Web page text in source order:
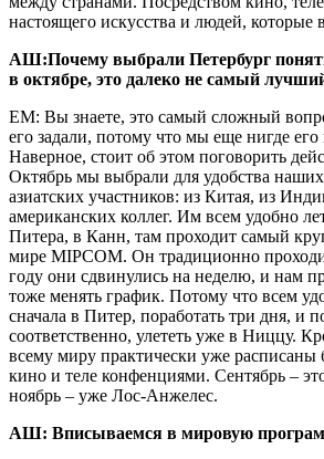
настоящего искусства и людей, которые
АШ:Почему выбрали Петербург
в октябре, это далеко не самый
ЕМ: Вы знаете, это самый сложный
его задали, потому что мы еще нигде
Наверное, стоит об этом поговорить
Октябрь мы выбрали для удобства
азиатских участников: из Китая, из
американских коллег. Им всем удобно
Питера, в Канн, там проходит самый
мире MIPCOM. Он традиционно
году они сдвинулись на неделю, и нам
тоже менять график. Потому что всем
сначала в Питер, поработать три дня, и
соответственно, улететь уже в Ниццу.
всему миру практически уже
кино и теле конфенциями. Сентябрь –
ноябрь – уже Лос-Анжелес.
АШ: Вписываемся в мировую